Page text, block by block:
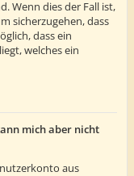
Wenn dies der Fall ist,
sicherzugehen, dass
dass ein
welches ein
mich aber nicht
aus